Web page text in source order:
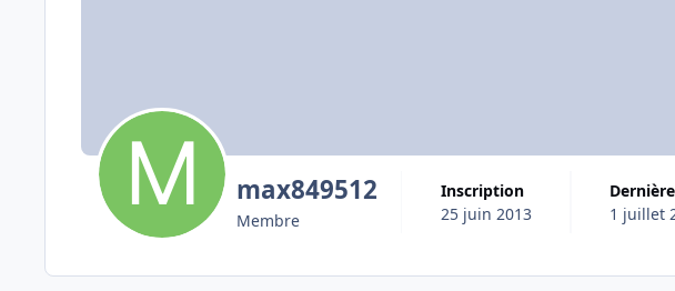
max849512
Membre
Inscription
25 juin 2013
1 juillet